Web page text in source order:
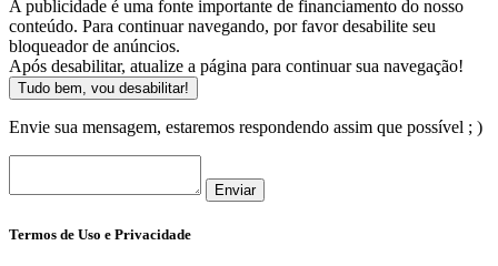
A publicidade é uma fonte importante de financiamento do nosso
conteúdo. Para continuar navegando, por favor desabilite seu
bloqueador de anúncios.
Após desabilitar, atualize a página para continuar sua navegação!
Tudo bem, vou desabilitar!
Envie sua mensagem, estaremos respondendo assim que possível ; )
Enviar
Termos de Uso e Privacidade